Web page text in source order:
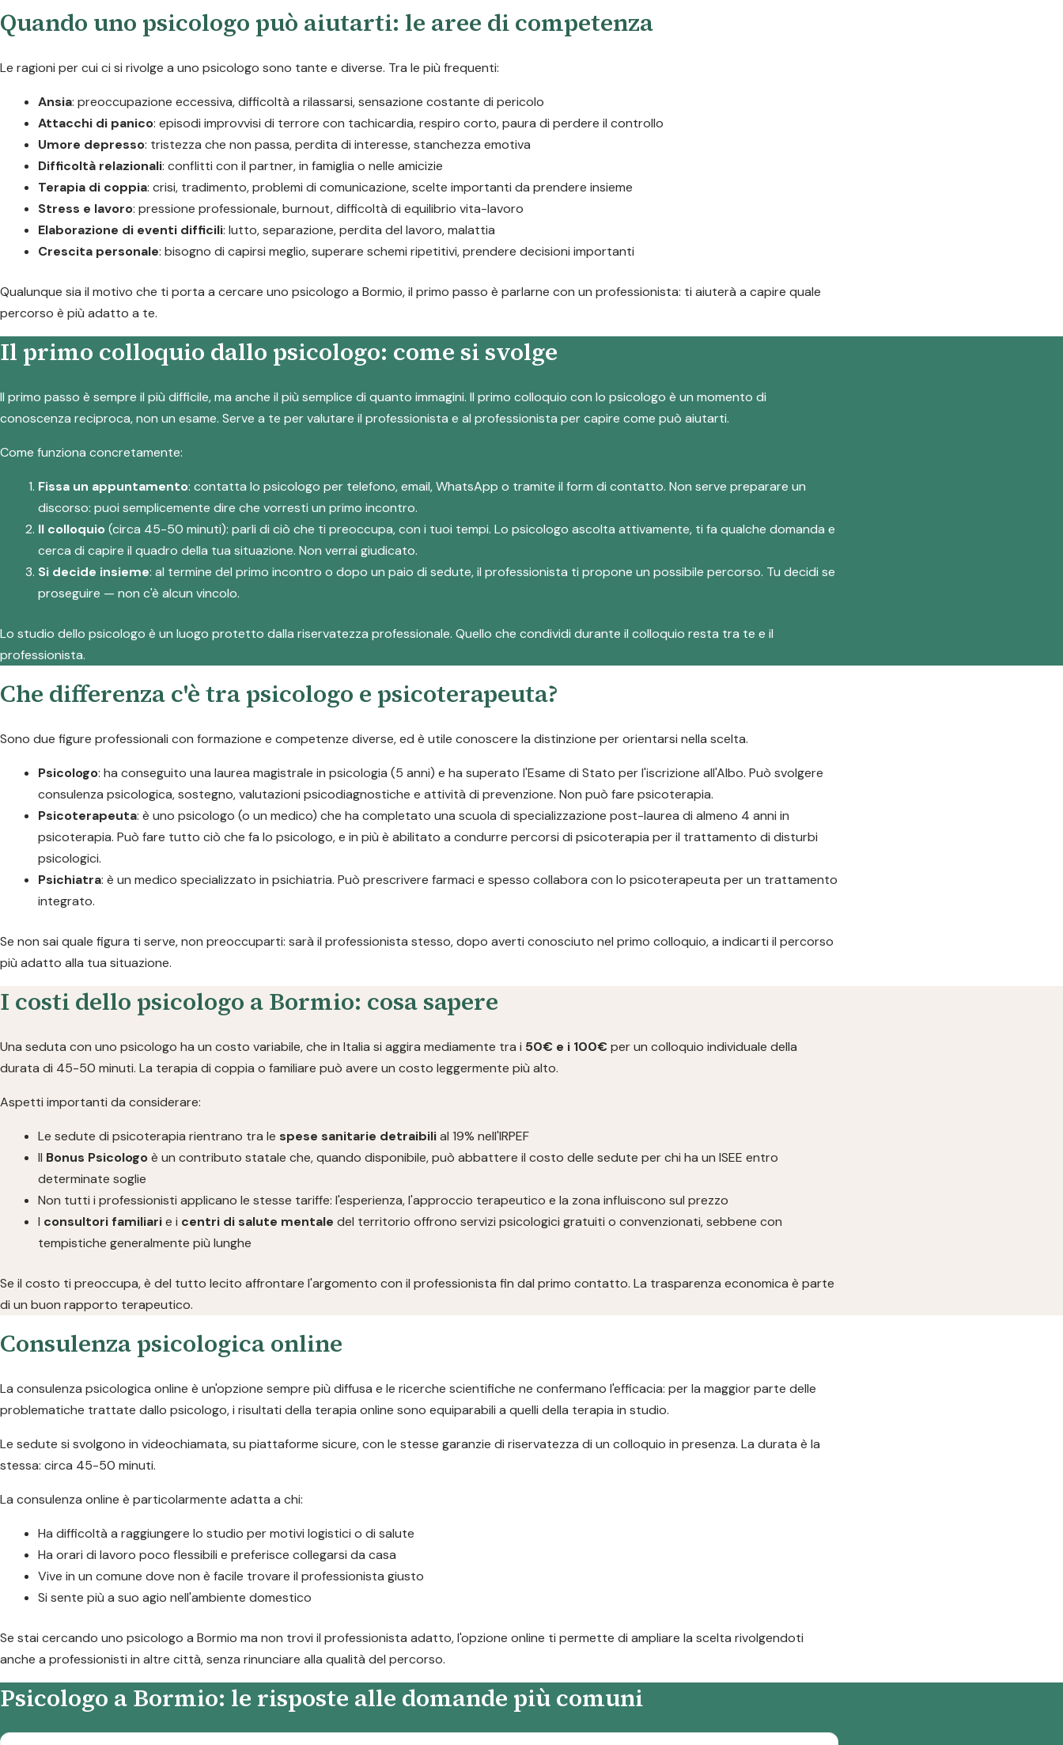
Quando uno psicologo può aiutarti: le aree di competenza
Le ragioni per cui ci si rivolge a uno psicologo sono tante e diverse. Tra le più frequenti:
Ansia: preoccupazione eccessiva, difficoltà a rilassarsi, sensazione costante di pericolo
Attacchi di panico: episodi improvvisi di terrore con tachicardia, respiro corto, paura di perdere il controllo
Umore depresso: tristezza che non passa, perdita di interesse, stanchezza emotiva
Difficoltà relazionali: conflitti con il partner, in famiglia o nelle amicizie
Terapia di coppia: crisi, tradimento, problemi di comunicazione, scelte importanti da prendere insieme
Stress e lavoro: pressione professionale, burnout, difficoltà di equilibrio vita-lavoro
Elaborazione di eventi difficili: lutto, separazione, perdita del lavoro, malattia
Crescita personale: bisogno di capirsi meglio, superare schemi ripetitivi, prendere decisioni importanti
Qualunque sia il motivo che ti porta a cercare uno psicologo a Bormio, il primo passo è parlarne con un professionista: ti aiuterà a capire quale
percorso è più adatto a te.
Il primo colloquio dallo psicologo: come si svolge
Il primo passo è sempre il più difficile, ma anche il più semplice di quanto immagini. Il primo colloquio con lo psicologo è un momento di
conoscenza reciproca, non un esame. Serve a te per valutare il professionista e al professionista per capire come può aiutarti.
Come funziona concretamente:
Fissa un appuntamento: contatta lo psicologo per telefono, email, WhatsApp o tramite il form di contatto. Non serve preparare un
discorso: puoi semplicemente dire che vorresti un primo incontro.
Il colloquio(circa 45-50 minuti): parli di ciò che ti preoccupa, con i tuoi tempi. Lo psicologo ascolta attivamente, ti fa qualche domanda e
cerca di capire il quadro della tua situazione. Non verrai giudicato.
Si decide insieme: al termine del primo incontro o dopo un paio di sedute, il professionista ti propone un possibile percorso. Tu decidi se
proseguire — non c'è alcun vincolo.
Lo studio dello psicologo è un luogo protetto dalla riservatezza professionale. Quello che condividi durante il colloquio resta tra te e il
professionista.
Che differenza c'è tra psicologo e psicoterapeuta?
Sono due figure professionali con formazione e competenze diverse, ed è utile conoscere la distinzione per orientarsi nella scelta.
Psicologo: ha conseguito una laurea magistrale in psicologia (5 anni) e ha superato l'Esame di Stato per l'iscrizione all'Albo. Può svolgere
consulenza psicologica, sostegno, valutazioni psicodiagnostiche e attività di prevenzione. Non può fare psicoterapia.
Psicoterapeuta: è uno psicologo (o un medico) che ha completato una scuola di specializzazione post-laurea di almeno 4 anni in
psicoterapia. Può fare tutto ciò che fa lo psicologo, e in più è abilitato a condurre percorsi di psicoterapia per il trattamento di disturbi
psicologici.
Psichiatra: è un medico specializzato in psichiatria. Può prescrivere farmaci e spesso collabora con lo psicoterapeuta per un trattamento
integrato.
Se non sai quale figura ti serve, non preoccuparti: sarà il professionista stesso, dopo averti conosciuto nel primo colloquio, a indicarti il percorso
più adatto alla tua situazione.
I costi dello psicologo a Bormio: cosa sapere
Una seduta con uno psicologo ha un costo variabile, che in Italia si aggira mediamente tra i 50€ e i 100€ per un colloquio individuale della
durata di 45-50 minuti. La terapia di coppia o familiare può avere un costo leggermente più alto.
Aspetti importanti da considerare:
Le sedute di psicoterapia rientrano tra le spese sanitarie detraibilial 19% nell'IRPEF
Il Bonus Psicologoè un contributo statale che, quando disponibile, può abbattere il costo delle sedute per chi ha un ISEE entro
determinate soglie
Non tutti i professionisti applicano le stesse tariffe: l'esperienza, l'approccio terapeutico e la zona influiscono sul prezzo
I consultori familiarie i centri di salute mentale del territorio offrono servizi psicologici gratuiti o convenzionati, sebbene con
tempistiche generalmente più lunghe
Se il costo ti preoccupa, è del tutto lecito affrontare l'argomento con il professionista fin dal primo contatto. La trasparenza economica è parte
di un buon rapporto terapeutico.
Consulenza psicologica online
La consulenza psicologica online è un'opzione sempre più diffusa e le ricerche scientifiche ne confermano l'efficacia: per la maggior parte delle
problematiche trattate dallo psicologo, i risultati della terapia online sono equiparabili a quelli della terapia in studio.
Le sedute si svolgono in videochiamata, su piattaforme sicure, con le stesse garanzie di riservatezza di un colloquio in presenza. La durata è la
stessa: circa 45-50 minuti.
La consulenza online è particolarmente adatta a chi:
Ha difficoltà a raggiungere lo studio per motivi logistici o di salute
Ha orari di lavoro poco flessibili e preferisce collegarsi da casa
Vive in un comune dove non è facile trovare il professionista giusto
Si sente più a suo agio nell'ambiente domestico
Se stai cercando uno psicologo a Bormio ma non trovi il professionista adatto, l'opzione online ti permette di ampliare la scelta rivolgendoti
anche a professionisti in altre città, senza rinunciare alla qualità del percorso.
Psicologo a Bormio: le risposte alle domande più comuni